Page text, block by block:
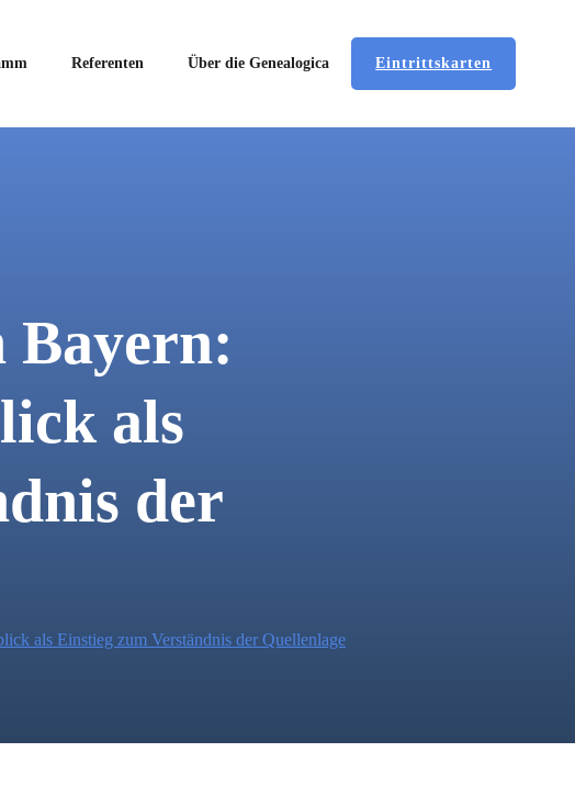
Referenten Über die Genealogica Eintrittskarten
Bayern:
als
der
als Einstieg zum Verständnis der Quellenlage